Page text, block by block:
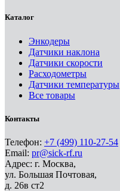
Каталог
Энкодеры
Датчики наклона
Датчики скорости
Расходометры
Датчики температуры
Все товары
Контакты
Телефон: +7 (499) 110-27-54
Email: pr@sick-rf.ru
Адрес: г. Москва,
ул. Большая Почтовая,
д. 26в ст2